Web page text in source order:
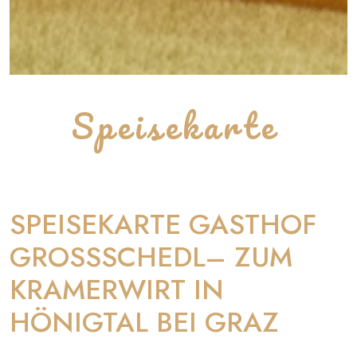
Speisekarte
SPEISEKARTE GASTHOF
GROSSSCHEDL– ZUM
KRAMERWIRT IN
HÖNIGTAL BEI GRAZ